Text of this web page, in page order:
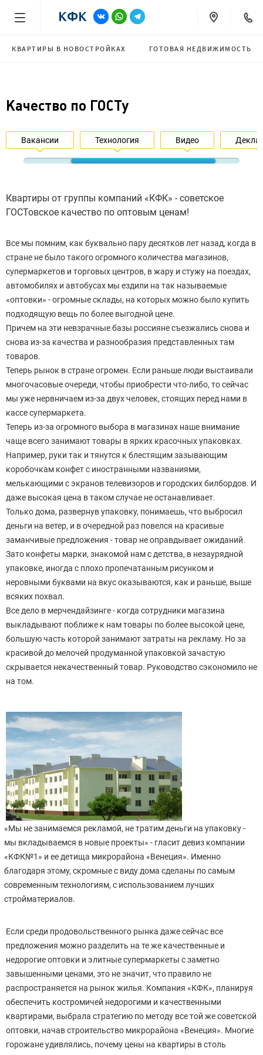
КВАРТИРЫ В НОВОСТРОЙКАХ ГОТОВАЯ НЕДВИЖИМОСТЬ
Качество по ГОСТу
Вакансии Технология Видео
Квартиры от группы компаний «КФК» - советское
ГОСТовское качество по оптовым ценам!
Все мы помним, как буквально пару десятков лет назад, когда в
стране не было такого огромного количества магазинов,
супермаркетов и торговых центров, в жару и стужу на поездах,
автомобилях и автобусах мы ездили на так называемые
«оптовки» - огромные склады, на которых можно было купить
подходящую вещь по более выгодной цене.
Причем на эти невзрачные базы россияне съезжались снова и
снова из-за качества и разнообразия представленных там
товаров.
Теперь рынок в стране огромен. Если раньше люди выстаивали
многочасовые очереди, чтобы приобрести что-либо, то сейчас
мы уже нервничаем из-за двух человек, стоящих перед нами в
кассе супермаркета.
Теперь из-за огромного выбора в магазинах наше внимание
чаще всего занимают товары в ярких красочных упаковках.
Например, руки так и тянутся к блестящим зазывающим
коробочкам конфет с иностранными названиями,
мелькающими с экранов телевизоров и городских билбордов. И
даже высокая цена в таком случае не останавливает.
Только дома, развернув упаковку, понимаешь, что выбросил
деньги на ветер, и в очередной раз повелся на красивые
заманчивые предложения - товар не оправдывает ожиданий.
Зато конфеты марки, знакомой нам с детства, в незаурядной
упаковке, иногда с плохо пропечатанным рисунком и
неровными буквами на вкус оказываются, как и раньше, выше
всяких похвал.
Все дело в мерчендайзинге - когда сотрудники магазина
выкладывают поближе к нам товары по более высокой цене,
большую часть которой занимают затраты на рекламу. Но за
красивой до мелочей продуманной упаковкой зачастую
скрывается некачественный товар. Руководство сэкономило не
на том.
«Мы не занимаемся рекламой, не тратим деньги на упаковку -
мы вкладываемся в новые проекты» - гласит девиз компании
«КФК№1» и ее детища микрорайона «Венеция». Именно
благодаря этому, скромные с виду дома сделаны по самым
современным технологиям, с использованием лучших
стройматериалов.
Если среди продовольственного рынка даже сейчас все
предложения можно разделить на те же качественные и
недорогие оптовки и элитные супермаркеты с заметно
завышенными ценами, это не значит, что правило не
распространяется на рынок жилья. Компания «КФК», планируя
обеспечить костромичей недорогими и качественными
квартирами, выбрала стратегию по методу все той же советской
оптовки, начав строительство микрорайона «Венеция». Многие
горожане удивлялись, почему цены на квартиры в столь